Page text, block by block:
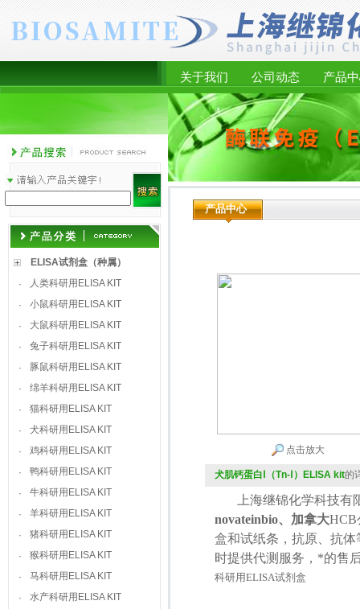
关于我们 公司动态 产品
ELISA试剂盒（种属）
·
人类科研用ELISA KIT
·
小鼠科研用ELISA KIT
·
大鼠科研用ELISA KIT
·
兔子科研用ELISA KIT
·
豚鼠科研用ELISA KIT
·
绵羊科研用ELISA KIT
·
猫科研用ELISA KIT
·
犬科研用ELISA KIT
·
鸡科研用ELISA KIT
·
鸭科研用ELISA KIT
·
牛科研用ELISA KIT
·
羊科研用ELISA KIT
·
猪科研用ELISA KIT
·
猴科研用ELISA KIT
·
马科研用ELISA KIT
·
水产科研用ELISA KIT
产品中心
点击放大
犬肌钙蛋白Ⅰ（Tn-Ⅰ）ELISA kit的
上海继锦化学科技有
novateinbio、加拿大HCB
盒和试纸条，抗原、抗
时提供代测服务，*的售
科研用ELISA试剂盒